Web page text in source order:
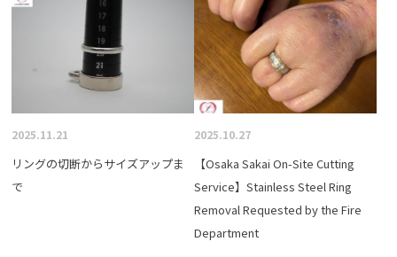
2025.11.21
リングの切断からサイズアップま
で
2025.10.27
【Osaka Sakai On-Site Cutting
Service】Stainless Steel Ring
Removal Requested by the Fire
Department